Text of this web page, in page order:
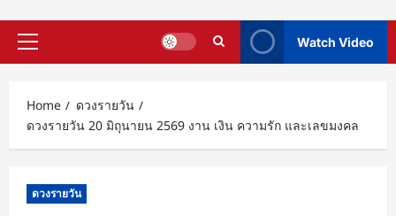
Primary
Watch Video
Home
ดวงรายวัน
ดวงรายวัน 20 มิถุนายน 2569 งาน เงิน ความรัก และเลขมงคล
ดวงรายวัน